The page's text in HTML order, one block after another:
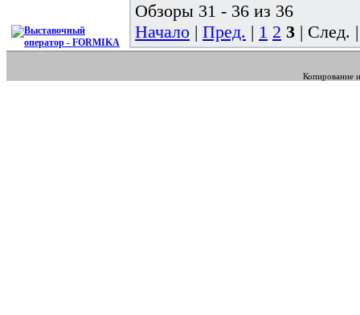
Обзоры 31 - 36 из 36
Начало | Пред. | 1 2 3 | След.
Копирование